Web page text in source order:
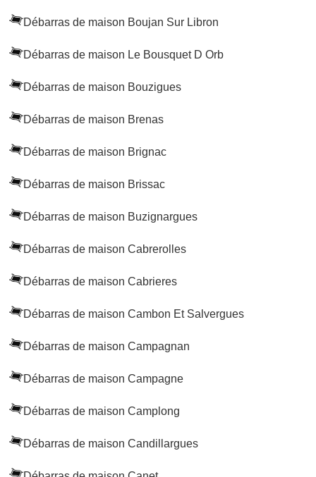
Débarras de maison Boujan Sur Libron
Débarras de maison Le Bousquet D Orb
Débarras de maison Bouzigues
Débarras de maison Brenas
Débarras de maison Brignac
Débarras de maison Brissac
Débarras de maison Buzignargues
Débarras de maison Cabrerolles
Débarras de maison Cabrieres
Débarras de maison Cambon Et Salvergues
Débarras de maison Campagnan
Débarras de maison Campagne
Débarras de maison Camplong
Débarras de maison Candillargues